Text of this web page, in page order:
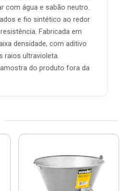
com água e sabão neutro.
e fio sintético ao redor
Fabricada em
densidade, com aditivo
raios ultravioleta.
do produto fora da